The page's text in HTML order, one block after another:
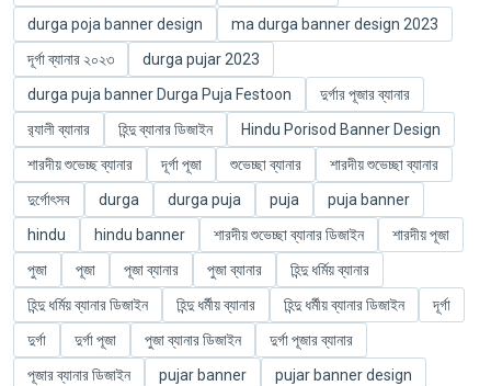
durga poja banner design
ma durga banner design 2023
দূর্গা ব্যানার ২০২৩
durga pujar 2023
durga puja banner Durga Puja Festoon
দুর্গার পূজার ব্যানার
র‌্যালী ব্যানার
হিন্দু ব্যানার ডিজাইন
Hindu Porisod Banner Design
শারদীয় শুভেচ্ছ ব্যানার
দূর্গা পূজা শুভেচ্ছা ব্যানার
শারদীয় শুভেচ্ছা ব্যানার
দুর্গোৎসব
durga durga puja puja
puja banner
hindu
hindu banner শারদীয় শুভেচ্ছা ব্যানার ডিজাইন
শারদীয় পূজা
পুজা
পূজা পূজা ব্যানার পুজা ব্যানার
হিন্দু ধর্মিয় ব্যানার
হিন্দু ধর্মিয় ব্যানার ডিজাইন
হিন্দু ধর্মীয় ব্যানার হিন্দু ধর্মীয় ব্যানার ডিজাইন
দূর্গা
দুর্গা
দুর্গা পূজা পুজা ব্যানার ডিজাইন
দুর্গা পূজার ব্যানার
পূজার ব্যানার ডিজাইন
pujar banner
pujar banner design